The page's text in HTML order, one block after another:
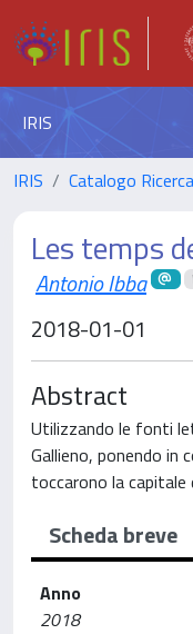
IRIS
IRIS Catalogo Ricerca
Les temps
Antonio Ibba
2018-01-01
Abstract
Utilizzando le fonti
Gallieno, ponendo in
toccarono la capitale
Scheda breve
Anno
2018